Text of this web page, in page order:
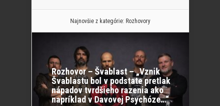
Najnovšie z kategórie: Rozhovory
Rozhovor – Švablast – „Vznik
Švablastu bol v podstate pretlak
nápadov tvrdšieho razenia ako
napríklad v Davovej Psychóze…“